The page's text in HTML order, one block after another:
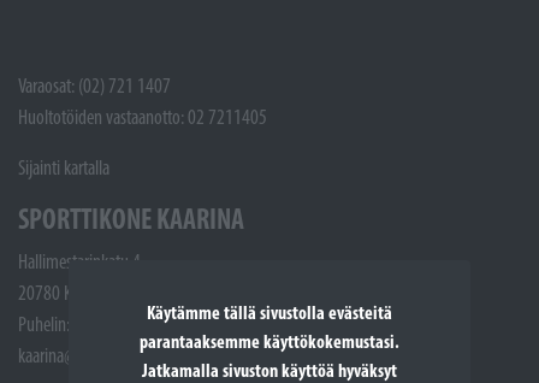
Käytämme tällä sivustolla evästeitä
parantaaksemme käyttökokemustasi.
Jatkamalla sivuston käyttöä hyväksyt
Varaosat: (02) 721 1407
Huoltotöiden vastaanotto: 02 7211405
Sijainti kartalla
SPORTTIKONE KAARINA
Hallimestarinkatu 4
20780 Kaarina
Puhelin: Huoltotöiden vastaanotto: (02) 721 1507
kaarina@sporttikone.fi